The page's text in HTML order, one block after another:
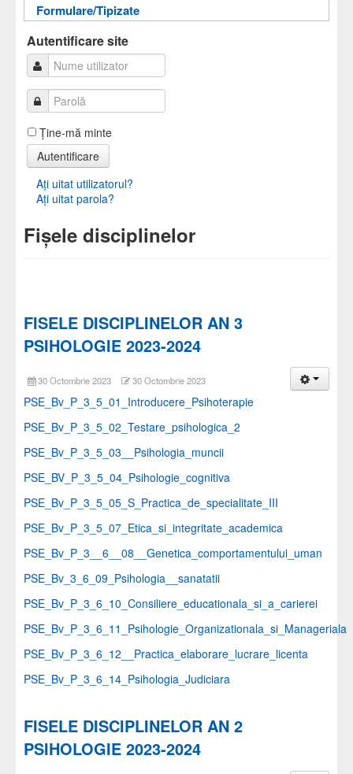
Autentificare
Informații pentru acces
Autentificare
Formulare/Tipizate
Autentificare site
Ţine-mă minte
Autentificare
Aţi uitat utilizatorul?
Aţi uitat parola?
Fișele disciplinelor
FISELE DISCIPLINELOR AN 3
PSIHOLOGIE 2023-2024
30 Octombrie 2023 30 Octombrie 2023
PSE_Bv_P_3_5_01_Introducere_Psihoterapie
PSE_Bv_P_3_5_02_Testare_psihologica_2
PSE_Bv_P_3_5_03__Psihologia_muncii
PSE_BV_P_3_5_04_Psihologie_cognitiva
PSE_Bv_P_3_5_05_S_Practica_de_specialitate_III
PSE_Bv_P_3_5_07_Etica_si_integritate_academica
PSE_Bv_P_3__6__08__Genetica_comportamentului_uman
PSE_Bv_3_6_09_Psihologia__sanatatii
PSE_Bv_P_3_6_10_Consiliere_educationala_si_a_carierei
PSE_Bv_P_3_6_11_Psihologie_Organizationala_si_Manageriala
PSE_Bv_P_3_6_12__Practica_elaborare_lucrare_licenta
PSE_Bv_P_3_6_14_Psihologia_Judiciara
FISELE DISCIPLINELOR AN 2
PSIHOLOGIE 2023-2024